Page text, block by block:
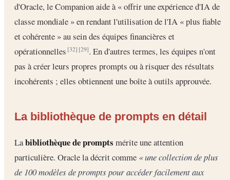
d'Oracle, le Companion aide à « offrir une expérience d'IA de
classe mondiale » en rendant l'utilisation de l'IA « plus fiable
et cohérente » au sein des équipes financières et
opérationnelles[32] [29]. En d'autres termes, les équipes n'ont
pas à créer leurs propres prompts ou à risquer des résultats
incohérents ; elles obtiennent une boîte à outils approuvée.
La bibliothèque de prompts en détail
Labibliothèque de prompts mérite une attention
particulière. Oracle la décrit comme « une collection de plus
de 100 modèles de prompts pour accéder facilement aux